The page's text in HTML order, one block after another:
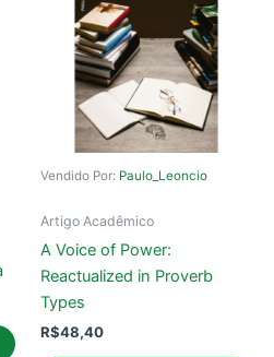
Vendido Por: Paulo_Leoncio
Artigo Acadêmico
A Voice of Power:
Reactualized in Proverb
Types
R$48,40